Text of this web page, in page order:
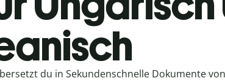
du in Sekundenschnelle Dokumente von